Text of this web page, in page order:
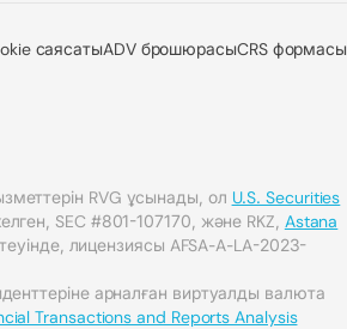
саясатыADV брошюрасыCRS формасы
RVG ұсынады, ол U.S. Securities
SEC #801-107170, және RKZ, Astana
лицензиясы AFSA-A-LA-2023-
арналған виртуалды валюта
Transactions and Reports Analysis